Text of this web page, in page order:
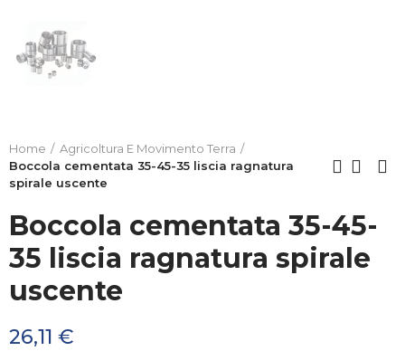
Home
Agricoltura E Movimento Terra
Boccola cementata 35-45-35 liscia ragnatura
spirale uscente
Boccola cementata 35-45-
35 liscia ragnatura spirale
uscente
26,11 €